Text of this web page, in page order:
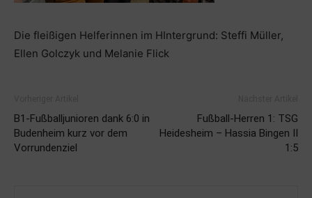
Die fleißigen Helferinnen im HIntergrund: Steffi Müller,
Ellen Golczyk und Melanie Flick
B1-Fußballjunioren dank 6:0 in
Budenheim kurz vor dem
Vorrundenziel
Fußball-Herren 1: TSG
Heidesheim – Hassia Bingen II
1:5